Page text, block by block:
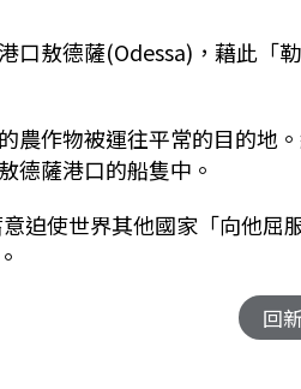
口敖德薩(Odessa)，藉此「
農作物被運往平常的目的地
德薩港口的船隻中。
迫使世界其他國家「向他屈
回